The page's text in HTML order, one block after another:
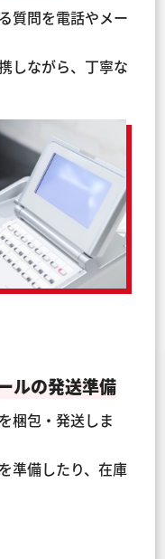
質問を電話やメー
しながら、丁寧な
ルの発送準備
梱包・発送しま
準備したり、在庫